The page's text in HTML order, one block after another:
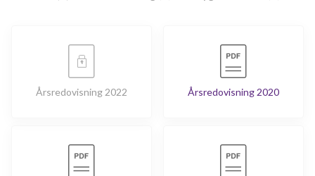
Årsredovisning 2022 Årsredovisning 2020